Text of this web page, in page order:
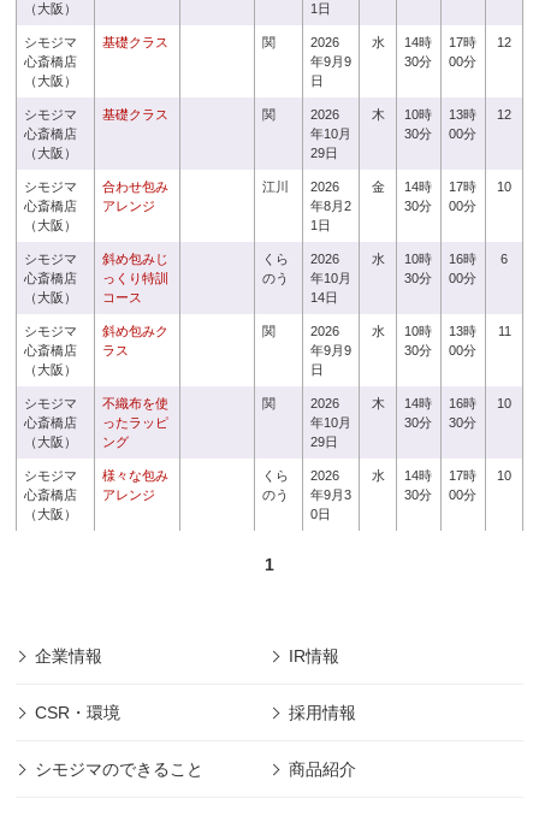
（大阪）
1日
シモジマ
心斎橋店
（大阪）
基礎クラス 関
2026
年9月9
日
水
14時
30分
17時
00分
12
シモジマ
心斎橋店
（大阪）
基礎クラス 関
2026
年10月
29日
木
10時
30分
13時
00分
12
シモジマ
心斎橋店
（大阪）
合わせ包み
アレンジ
江川
2026
年8月2
1日
金
14時
30分
17時
00分
10
シモジマ
心斎橋店
（大阪）
斜め包みじ
っくり特訓
コース
くら
のう
2026
年10月
14日
水
10時
30分
16時
00分
6
シモジマ
心斎橋店
（大阪）
斜め包みク
ラス
関
2026
年9月9
日
水
10時
30分
13時
00分
11
シモジマ
心斎橋店
（大阪）
不織布を使
ったラッピ
ング
関
2026
年10月
29日
木
14時
30分
16時
30分
10
シモジマ
心斎橋店
（大阪）
様々な包み
アレンジ
くら
のう
2026
年9月3
0日
水
14時
30分
17時
00分
10
1
企業情報 IR情報
CSR・環境 採用情報
シモジマのできること 商品紹介